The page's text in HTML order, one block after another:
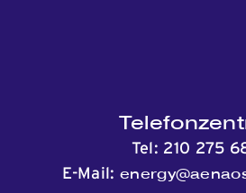
Tel: 210 275
E-Mail: